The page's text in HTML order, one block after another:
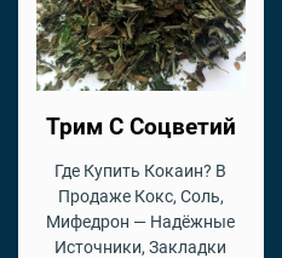
Трим С Соцветий
Где Купить Кокаин? В
Продаже Кокс, Соль,
Мифедрон — Надёжные
Источники, Закладки